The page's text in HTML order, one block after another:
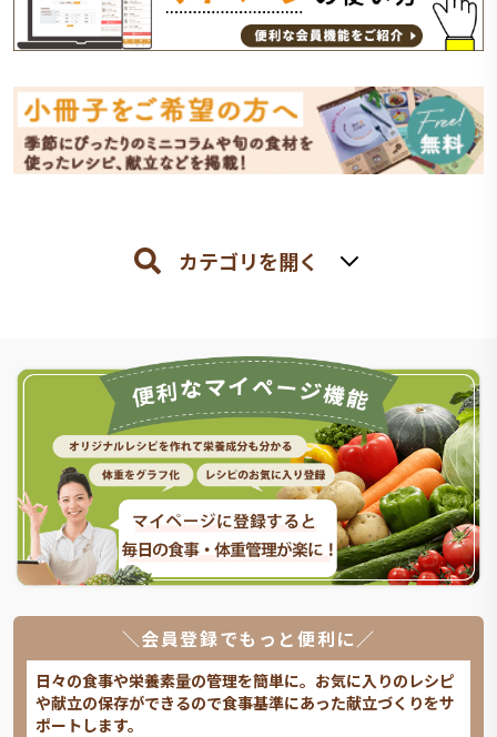
カテゴリを開く
＼会員登録でもっと便利に／
日々の食事や栄養素量の管理を簡単に。お気に入りのレシピ
や献立の保存ができるので食事基準にあった献立づくりをサ
ポートします。